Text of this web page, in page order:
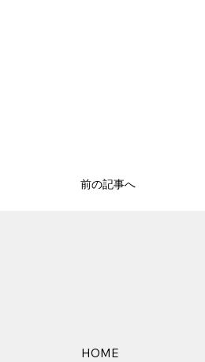
前の記事へ
HOME